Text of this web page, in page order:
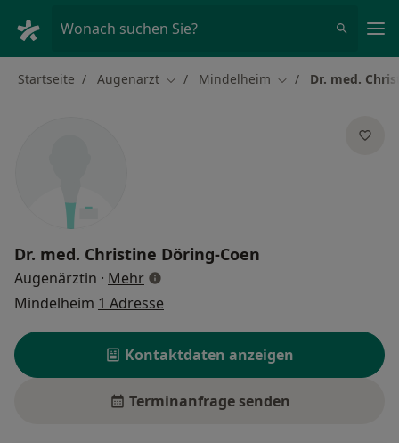
Wonach suchen Sie?
Startseite Augenarzt Stadt ändern
Mindelheim Stadt ändern
Dr. med.
Dr. med. Christine Döring-Coen
Augenärztin · Mehrüber Spezialisierungen
Mindelheim 1 Adresse
Kontaktdaten anzeigen
Terminanfrage senden